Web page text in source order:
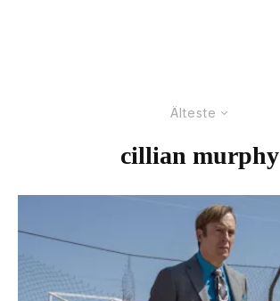
Älteste
cillian murphy